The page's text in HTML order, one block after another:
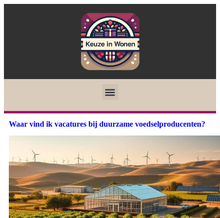
Waar vind ik vacatures bij duurzame voedselproducenten?